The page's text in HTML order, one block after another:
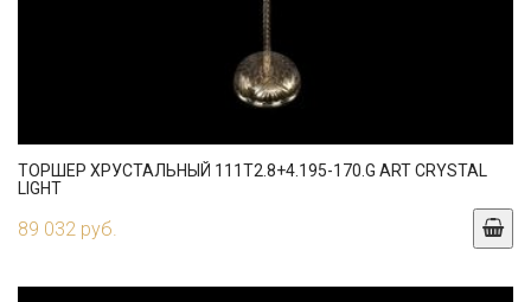
ТОРШЕР ХРУСТАЛЬНЫЙ 111T2.8+4.195-170.G ART CRYSTAL
LIGHT
89 032 руб.